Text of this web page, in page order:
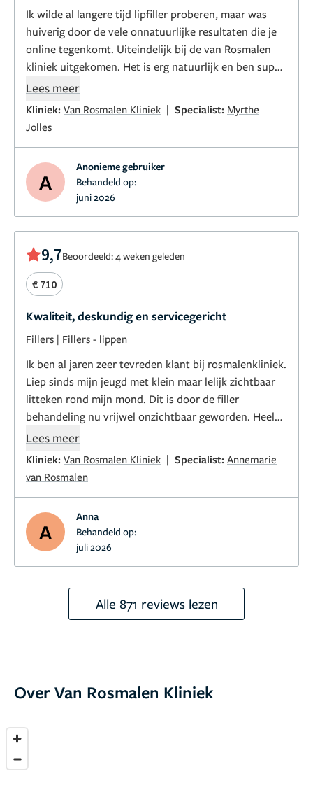
Ik wilde al langere tijd lipfiller proberen, maar was
huiverig door de vele onnatuurlijke resultaten die je
online tegenkomt. Uiteindelijk bij de van Rosmalen
kliniek uitgekomen. Het is erg natuurlijk en ben super
blij met het resultaat!
Lees meer
Kliniek: Van Rosmalen Kliniek | Specialist: Myrthe
Jolles
A
Anonieme gebruiker
Behandeld op:
juni 2026
9,7Beoordeeld: 4 weken geleden
€ 710
Kwaliteit, deskundig en servicegericht
Fillers | Fillers - lippen
Ik ben al jaren zeer tevreden klant bij rosmalenkliniek.
Liep sinds mijn jeugd met klein maar lelijk zichtbaar
litteken rond mijn mond. Dit is door de filler
behandeling nu vrijwel onzichtbaar geworden. Heel
blij met het resultaat . De rest van mijn beetje
ongelijke mond ziet er ook prachtig uit na de pijnloze
behandeling door Annemarie 🤩
Lees meer
Kliniek: Van Rosmalen Kliniek | Specialist: Annemarie
van Rosmalen
A
Anna
Behandeld op:
juli 2026
Alle 871 reviews lezen
Over Van Rosmalen Kliniek